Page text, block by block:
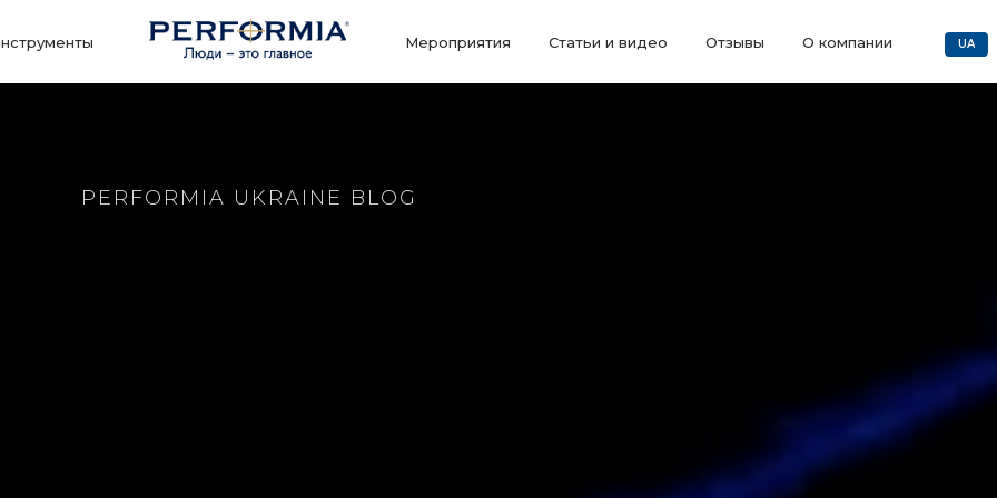
Мероприятия Статьи и видео Отзывы О компании UA
PERFORMIA UKRAINE BLOG